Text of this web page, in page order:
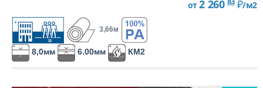
от2 260 ₽/м2
3,66м
8,0мм 6.00мм КМ2